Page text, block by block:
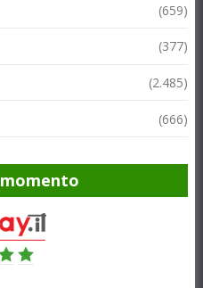
(659)
(377)
(2.485)
(666)